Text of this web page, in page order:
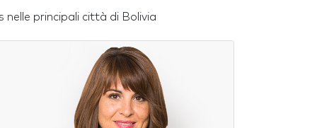
nelle principali città di Bolivia